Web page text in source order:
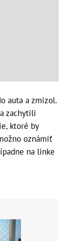
auta a zmizol.
zachytili
ktoré by
oznámiť
na linke